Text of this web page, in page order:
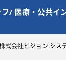
/ 医療・公共イ
式会社ビジョン.シス